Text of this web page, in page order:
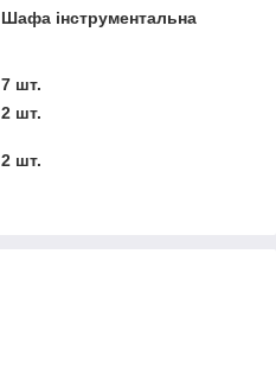
Шафа інструментальна
7 шт.
2 шт.
2 шт.